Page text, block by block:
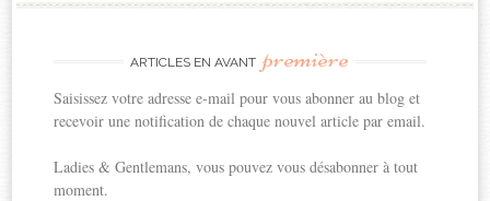
ARTICLES EN AVANT première
Saisissez votre adresse e-mail pour vous abonner au blog et
recevoir une notification de chaque nouvel article par email.
Ladies & Gentlemans, vous pouvez vous désabonner à tout
moment.